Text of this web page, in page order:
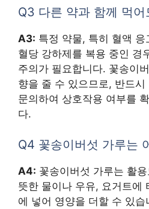
Q3 다른 약과 함께 먹어
A3: 특정 약물, 특히 혈액
혈당 강하제를 복용 중인 경
주의가 필요합니다. 꽃송이
향을 줄 수 있으므로, 반드시
문의하여 상호작용 여부를
다.
Q4 꽃송이버섯 가루는
A4: 꽃송이버섯 가루는 활
뜻한 물이나 우유, 요거트에
에 넣어 영양을 더할 수 있